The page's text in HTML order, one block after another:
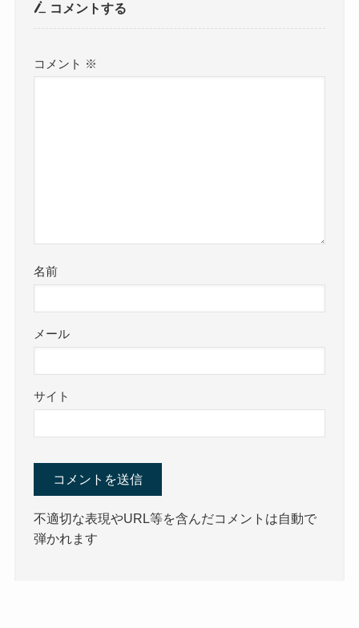
コメントする
コメント ※
名前
メール
サイト
不適切な表現やURL等を含んだコメントは自動で
弾かれます